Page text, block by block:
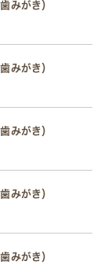
みがき）
みがき）
みがき）
みがき）
みがき）